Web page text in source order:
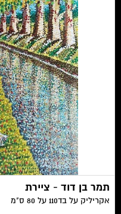
תמר בן דוד - ציירת
אקריליק על בד ​110 על 80 ס"מ